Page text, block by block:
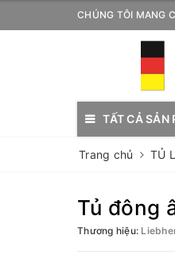
CHÚNG TÔI MANG
TẤT CẢ SẢN
Trang chủ TỦ
Tủ đông
Thương hiệu: